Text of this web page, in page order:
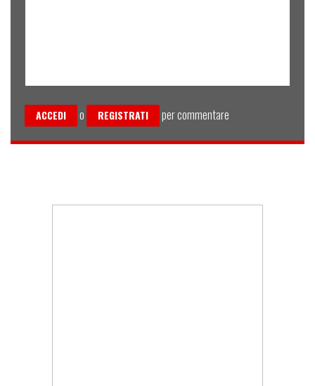
ACCEDI o REGISTRATI per commentare